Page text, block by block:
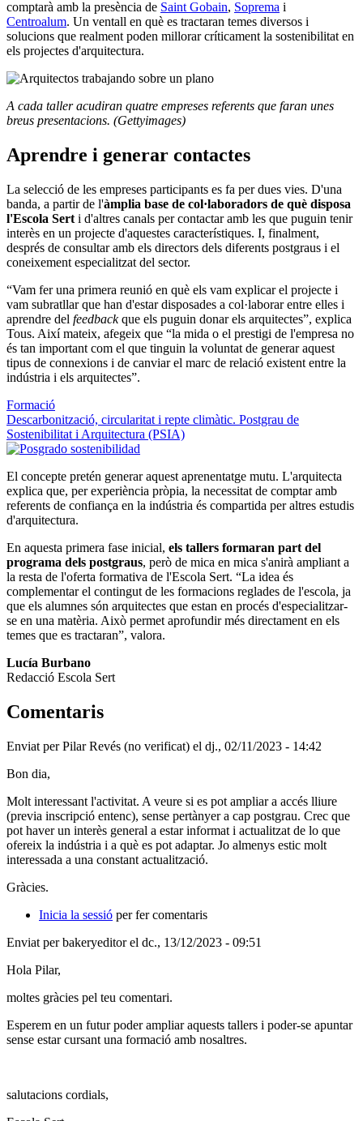
comptarà amb la presència de Saint Gobain, Soprema i
Centroalum. Un ventall en què es tractaran temes diversos i
solucions que realment poden millorar críticament la sostenibilitat en
els projectes d'arquitectura.
A cada taller acudiran quatre empreses referents que faran unes
breus presentacions. (Gettyimages)
Aprendre i generar contactes
La selecció de les empreses participants es fa per dues vies. D'una
banda, a partir de l'àmplia base de col·laboradors de què disposa
l'Escola Sert i d'altres canals per contactar amb les que puguin tenir
interès en un projecte d'aquestes característiques. I, finalment,
després de consultar amb els directors dels diferents postgraus i el
coneixement especialitzat del sector.
“Vam fer una primera reunió en què els vam explicar el projecte i
vam subratllar que han d'estar disposades a col·laborar entre elles i
aprendre del feedbackque els puguin donar els arquitectes”, explica
Tous. Així mateix, afegeix que “la mida o el prestigi de l'empresa no
és tan important com el que tinguin la voluntat de generar aquest
tipus de connexions i de canviar el marc de relació existent entre la
indústria i els arquitectes”.
Formació
Descarbonització, circularitat i repte climàtic. Postgrau de
Sostenibilitat i Arquitectura (PSIA)
El concepte pretén generar aquest aprenentatge mutu. L'arquitecta
explica que, per experiència pròpia, la necessitat de comptar amb
referents de confiança en la indústria és compartida per altres estudis
d'arquitectura.
En aquesta primera fase inicial, els tallers formaran part del
programa dels postgraus, però de mica en mica s'anirà ampliant a
la resta de l'oferta formativa de l'Escola Sert. “La idea és
complementar el contingut de les formacions reglades de l'escola, ja
que els alumnes són arquitectes que estan en procés d'especialitzar-
se en una matèria. Això permet aprofundir més directament en els
temes que es tractaran”, valora.
Lucía Burbano
Redacció Escola Sert
Comentaris
Enviat perPilar Revés (no verificat) el dj., 02/11/2023 - 14:42
Bon dia,
Molt interessant l'activitat. A veure si es pot ampliar a accés lliure
(previa inscripció entenc), sense pertànyer a cap postgrau. Crec que
pot haver un interès general a estar informat i actualitzat de lo que
ofereix la indústria i a què es pot adaptar. Jo almenys estic molt
interessada a una constant actualització.
Gràcies.
Inicia la sessió per fer comentaris
Enviat perbakeryeditorel dc., 13/12/2023 - 09:51
Hola Pilar,
moltes gràcies pel teu comentari.
Esperem en un futur poder ampliar aquests tallers i poder-se apuntar
sense estar cursant una formació amb nosaltres.
salutacions cordials,